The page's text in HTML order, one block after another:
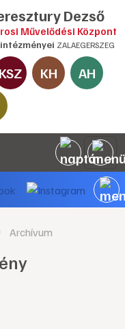
Dezső
Művelődési Központ
ZALAEGERSZEG
KSZ KH
AH
Archívum